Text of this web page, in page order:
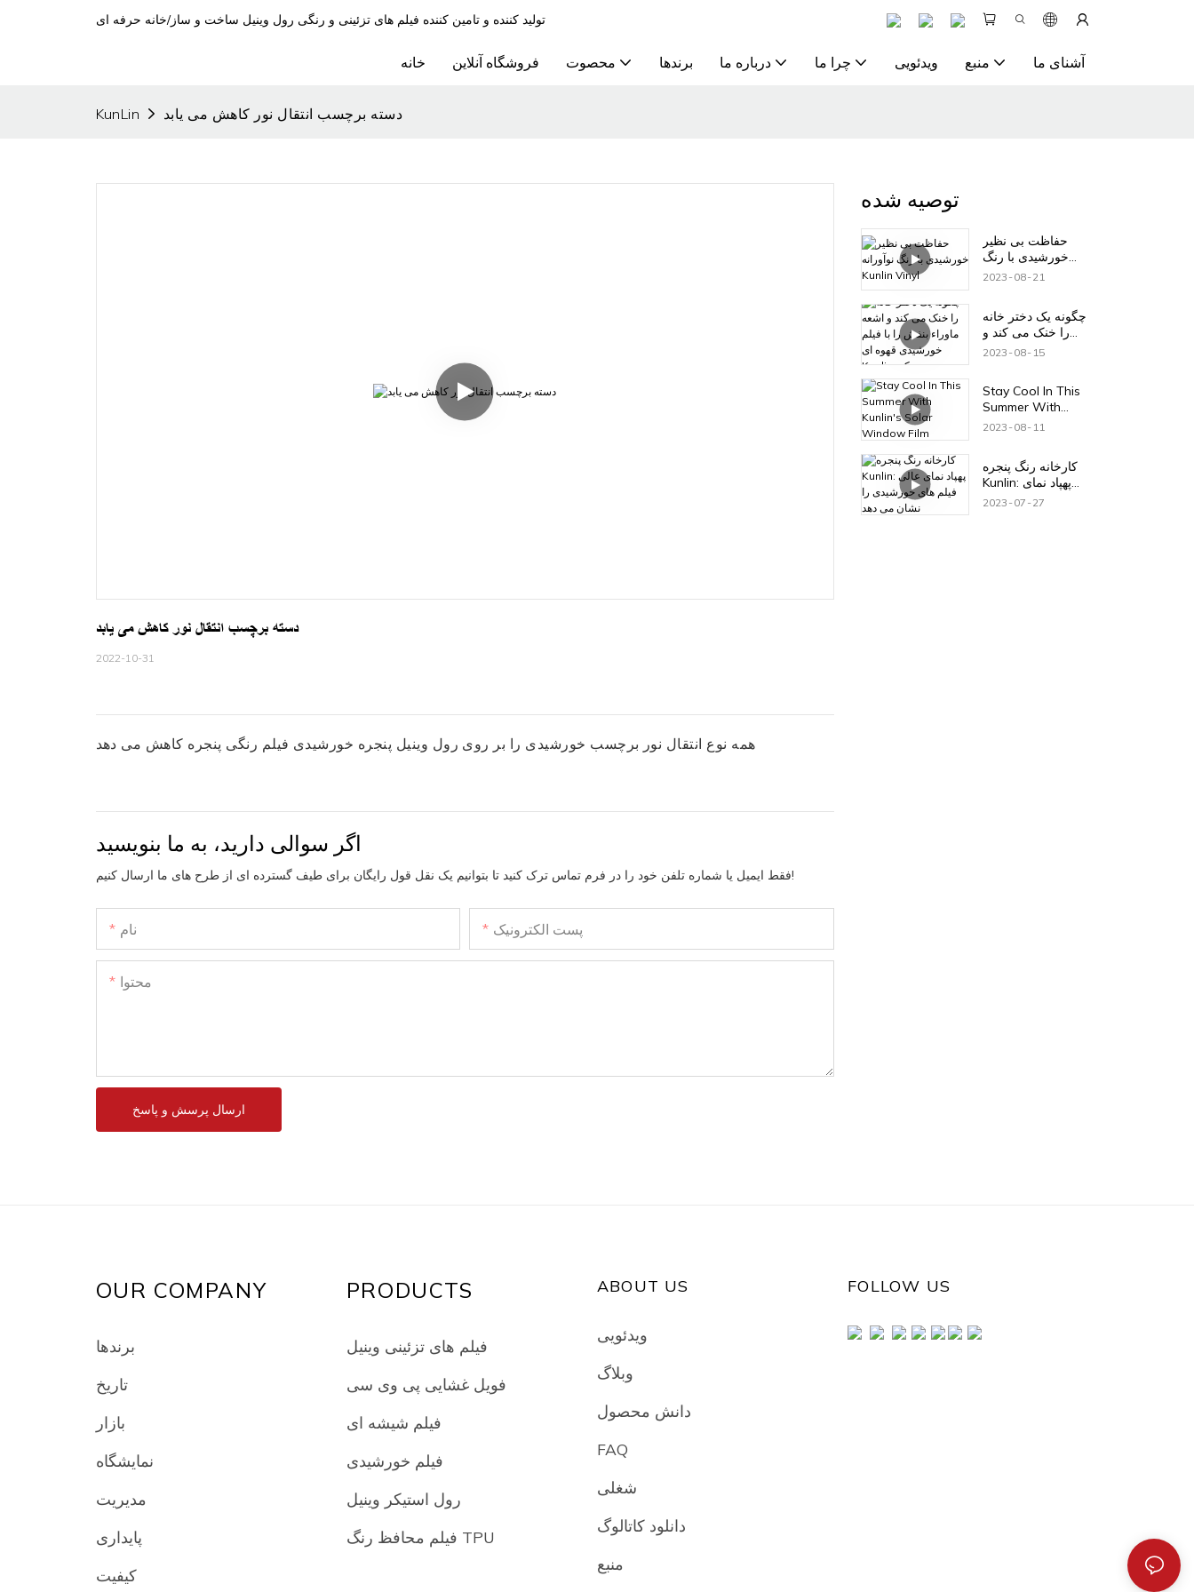
تولید کننده و تامین کننده فیلم های تزئینی و رنگی رول وینیل ساخت و ساز/خانه حرفه ای
خانه فروشگاه آنلاین محصوت برندها درباره ما چرا ما ویدئویی منبع آشنای ما
KunLin دسته برچسب انتقال نور کاهش می یابد
دسته برچسب انتقال نور کاهش می یابد
2022-10-31
همه نوع انتقال نور برچسب خورشیدی را بر روی رول وینیل پنجره خورشیدی فیلم رنگی پنجره کاهش می دهد
اگر سوالی دارید، به ما بنویسید
فقط ایمیل یا شماره تلفن خود را در فرم تماس ترک کنید تا بتوانیم یک نقل قول رایگان برای طیف گسترده ای از طرح های ما ارسال کنیم!
نام پست الکترونیک
محتوا
ارسال پرسش و پاسخ
توصیه شده
حفاظت بی نظیر
خورشیدی با رنگ
نوآورانه Kunlin Vinyl
2023 08 21
چگونه یک دختر خانه
را خنک می کند و
اشعه ماوراء بنفش را
کند
2023 08 15
Stay Cool In This
Summer With
Kunlin's Solar
2023 08 11
کارخانه رنگ پنجره
Kunlin: پهپاد نمای
عالی فیلم های
2023 07 27
OUR COMPANY
برندها
تاریخ
بازار
نمایشگاه
مدیریت
پایداری
کیفیت
PRODUCTS
فیلم های تزئینی وینیل
فویل غشایی پی وی سی
فیلم شیشه ای
فیلم خورشیدی
رول استیکر وینیل
فیلم محافظ رنگ TPU
ABOUT US
ویدئویی
وبلاگ
دانش محصول
FAQ
شغلی
دانلود کاتالوگ
منبع
FOLLOW US